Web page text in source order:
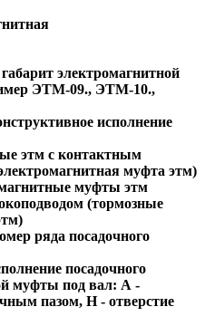
электромагнитной
ЭТМ-09., ЭТМ-10.,
исполнение
этм с контактным
муфта этм)
муфты этм
(тормозные
ряда посадочного
посадочного
муфты под вал: А -
пазом, Н - отверстие